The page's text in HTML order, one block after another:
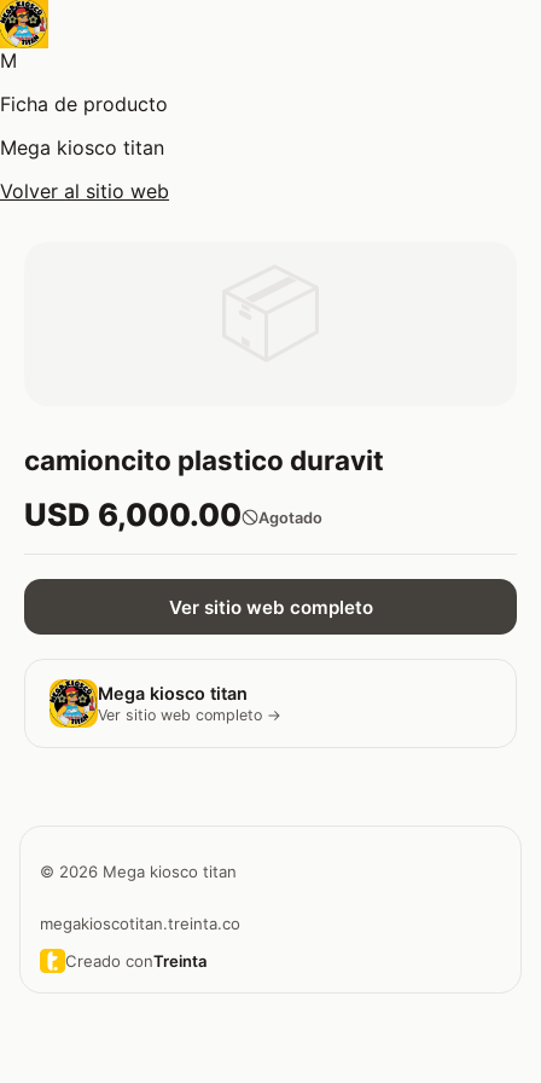
M
Ficha de producto
Mega kiosco titan
Volver al sitio web
camioncito plastico duravit
USD 6,000.00 Agotado
Ver sitio web completo
Mega kiosco titan
Ver sitio web completo →
© 2026 Mega kiosco titan
megakioscotitan.treinta.co
Creado conTreinta